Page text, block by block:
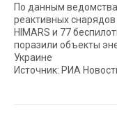
По данным
реактивных
HIMARS и 77
поразили объекты
Украине
Источник: РИА